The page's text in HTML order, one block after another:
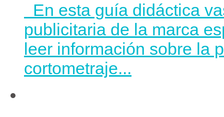
En esta guía didáctica
publicitaria de la marca
leer información sobre la
cortometraje...